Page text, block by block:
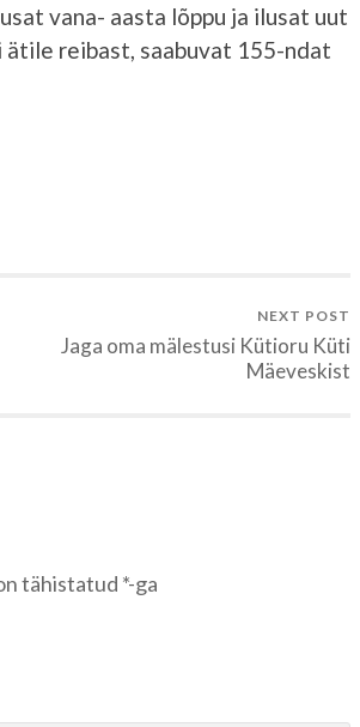
vana- aasta lõppu ja ilusat uut
reibast, saabuvat 155-ndat
NEXT POST
Jaga oma mälestusi Kütioru Küti
Mäeveskist
tähistatud *-ga